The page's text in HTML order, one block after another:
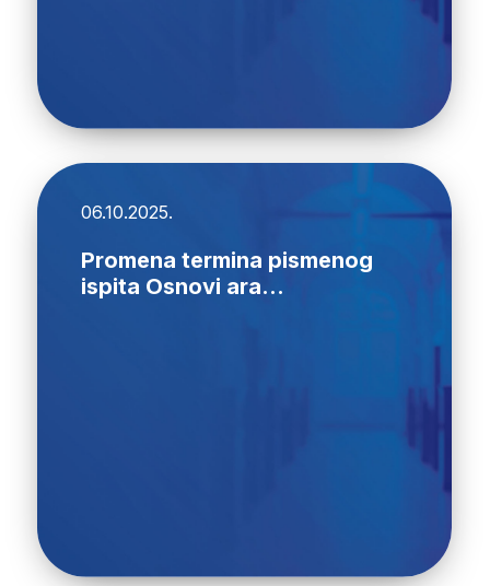
06.10.2025.
Promena termina pismenog
ispita Osnovi ara...